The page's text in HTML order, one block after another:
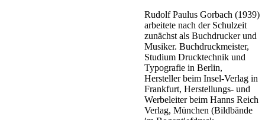
Rudolf Paulus Gorbach (1939)
arbeitete nach der Schulzeit
zunächst als Buchdrucker und
Musiker. Buchdruckmeister,
Studium Drucktechnik und
Typografie in Berlin,
Hersteller beim Insel-Verlag in
Frankfurt, Herstellungs- und
Werbeleiter beim Hanns Reich
Verlag, München (Bildbände